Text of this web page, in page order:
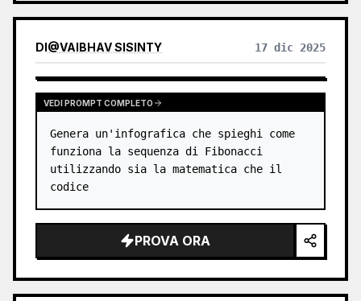
DI@VAIBHAV SISINTY 17 dic 2025
VEDI PROMPT COMPLETO
Genera un'infografica che spieghi come
funziona la sequenza di Fibonacci
utilizzando sia la matematica che il
codice
PROVA ORA